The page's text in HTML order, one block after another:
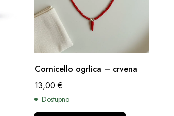
Cornicello ogrlica – crvena
13,00€
Dostupno